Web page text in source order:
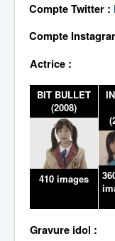
Compte Twitter :
Compte
Actrice :
BIT BULLET
(2008)
410 images
Gravure idol :